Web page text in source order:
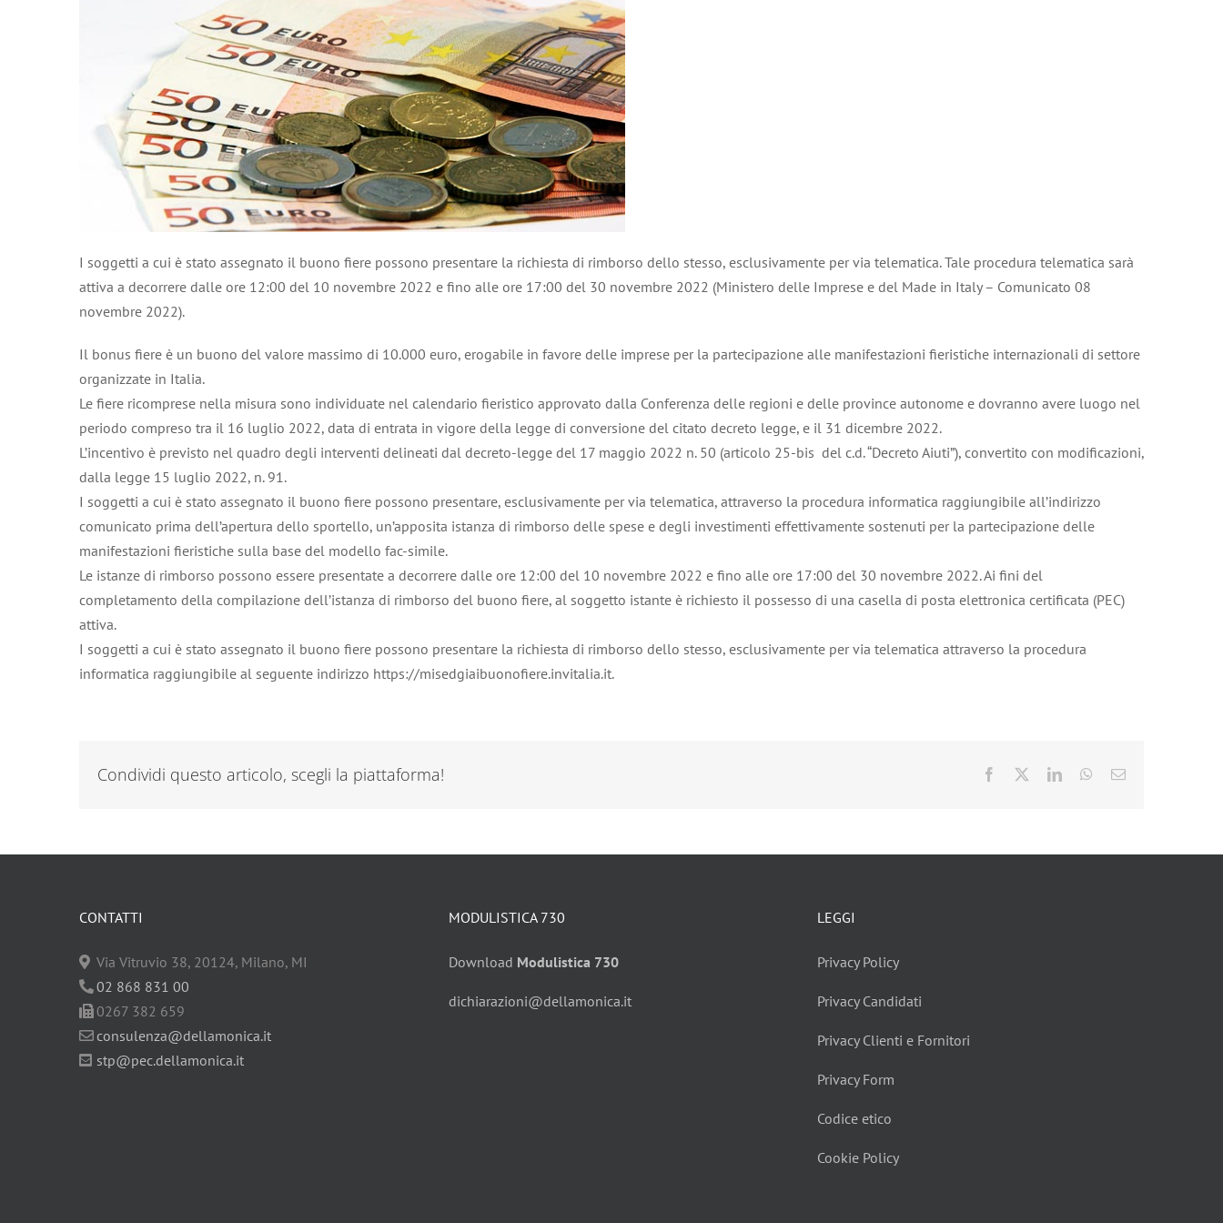
I soggetti a cui è stato assegnato il buono fiere possono presentare la richiesta di rimborso dello stesso, esclusivamente per via telematica. Tale procedura telematica sarà
attiva a decorrere dalle ore 12:00 del 10 novembre 2022 e fino alle ore 17:00 del 30 novembre 2022 (Ministero delle Imprese e del Made in Italy – Comunicato 08
novembre 2022).
Il bonus fiere è un buono del valore massimo di 10.000 euro, erogabile in favore delle imprese per la partecipazione alle manifestazioni fieristiche internazionali di settore
organizzate in Italia.
Le fiere ricomprese nella misura sono individuate nel calendario fieristico approvato dalla Conferenza delle regioni e delle province autonome e dovranno avere luogo nel
periodo compreso tra il 16 luglio 2022, data di entrata in vigore della legge di conversione del citato decreto legge, e il 31 dicembre 2022.
L’incentivo è previsto nel quadro degli interventi delineati dal decreto-legge del 17 maggio 2022 n. 50 (articolo 25-bis del c.d. “Decreto Aiuti”), convertito con modificazioni,
dalla legge 15 luglio 2022, n. 91.
I soggetti a cui è stato assegnato il buono fiere possono presentare, esclusivamente per via telematica, attraverso la procedura informatica raggiungibile all’indirizzo
comunicato prima dell’apertura dello sportello, un’apposita istanza di rimborso delle spese e degli investimenti effettivamente sostenuti per la partecipazione delle
manifestazioni fieristiche sulla base del modello fac-simile.
Le istanze di rimborso possono essere presentate a decorrere dalle ore 12:00 del 10 novembre 2022 e fino alle ore 17:00 del 30 novembre 2022. Ai fini del
completamento della compilazione dell’istanza di rimborso del buono fiere, al soggetto istante è richiesto il possesso di una casella di posta elettronica certificata (PEC)
attiva.
I soggetti a cui è stato assegnato il buono fiere possono presentare la richiesta di rimborso dello stesso, esclusivamente per via telematica attraverso la procedura
informatica raggiungibile al seguente indirizzo https://misedgiaibuonofiere.invitalia.it.
Condividi questo articolo, scegli la piattaforma! Facebook LinkedInWhatsApp
Email
CONTATTI
Via Vitruvio 38, 20124, Milano, MI
02 868 831 00
0267 382 659
consulenza@dellamonica.it
stp@pec.dellamonica.it
MODULISTICA 730
Download Modulistica 730
dichiarazioni@dellamonica.it
LEGGI
Privacy Policy
Privacy Candidati
Privacy Clienti e Fornitori
Privacy Form
Codice etico
Cookie Policy